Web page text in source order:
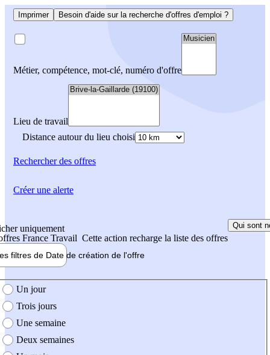
Imprimer Besoin d'aide sur la recherche d'offres d'emploi ?
Métier, compétence, mot-clé, numéro d'offre
Lieu de travail
Distance autour du lieu choisi
Rechercherdes offres
uniquement
France Travail Cette action recharge la liste des offres
Qui sont
filtres de Date de création de l'offre
création de l'offre
Un jour
Trois jours
Une semaine
Deux semaines
Créer une alerte